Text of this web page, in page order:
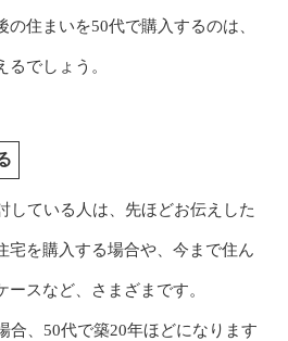
住まいを50代で購入するのは、
るでしょう。
している人は、先ほどお伝えした
宅を購入する場合や、今まで住ん
スなど、さまざまです。
合、50代で築20年ほどになります